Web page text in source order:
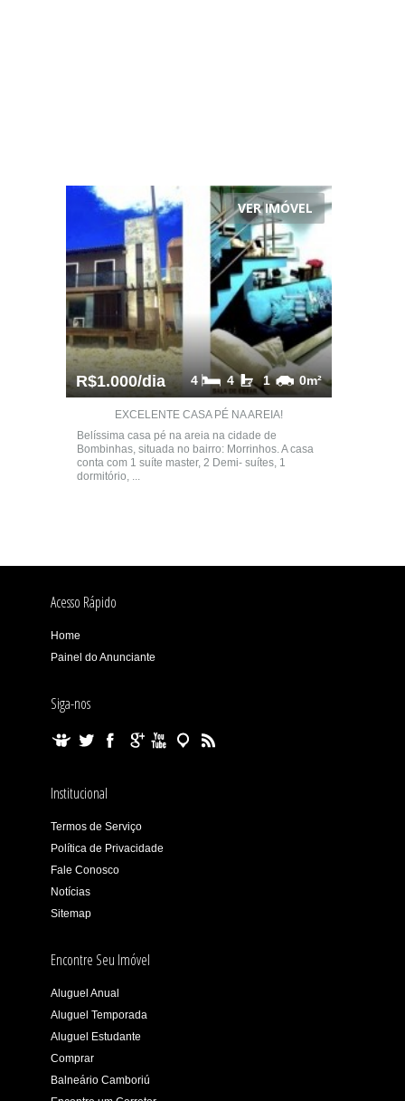
VER IMÓVEL
R$1.000/dia 0m²
1
4
4
EXCELENTE CASA PÉ NA AREIA!
Belíssima casa pé na areia na cidade de
Bombinhas, situada no bairro: Morrinhos. A casa
conta com 1 suíte master, 2 Demi- suítes, 1
dormitório, ...
Acesso Rápido
Home
Painel do Anunciante
Siga-nos
Institucional
Termos de Serviço
Política de Privacidade
Fale Conosco
Notícias
Sitemap
Encontre Seu Imóvel
Aluguel Anual
Aluguel Temporada
Aluguel Estudante
Comprar
Balneário Camboriú